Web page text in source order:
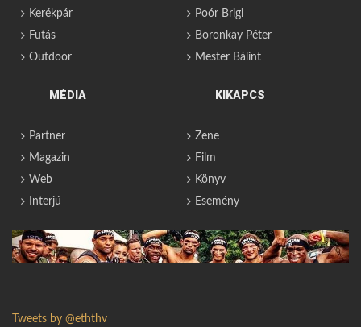
Kerékpár
Futás
Outdoor
Poór Brigi
Boronkay Péter
Mester Bálint
MÉDIA
Partner
Magazin
Web
Interjú
KIKAPCS
Zene
Film
Könyv
Esemény
Tweets by @eththv